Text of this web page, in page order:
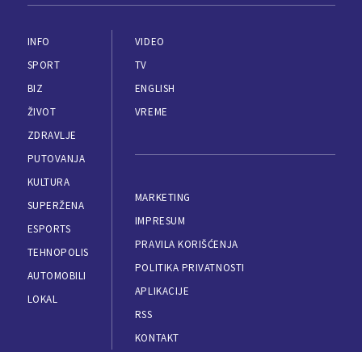
INFO
SPORT
BIZ
ŽIVOT
ZDRAVLJE
PUTOVANJA
KULTURA
SUPERŽENA
ESPORTS
TEHNOPOLIS
AUTOMOBILI
LOKAL
VIDEO
TV
ENGLISH
VREME
MARKETING
IMPRESUM
PRAVILA KORIŠĆENJA
POLITIKA PRIVATNOSTI
APLIKACIJE
RSS
KONTAKT